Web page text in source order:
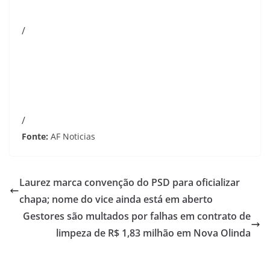
/
/
Fonte: AF Noticias
Laurez marca convenção do PSD para oficializar
chapa; nome do vice ainda está em aberto
Gestores são multados por falhas em contrato de
limpeza de R$ 1,83 milhão em Nova Olinda